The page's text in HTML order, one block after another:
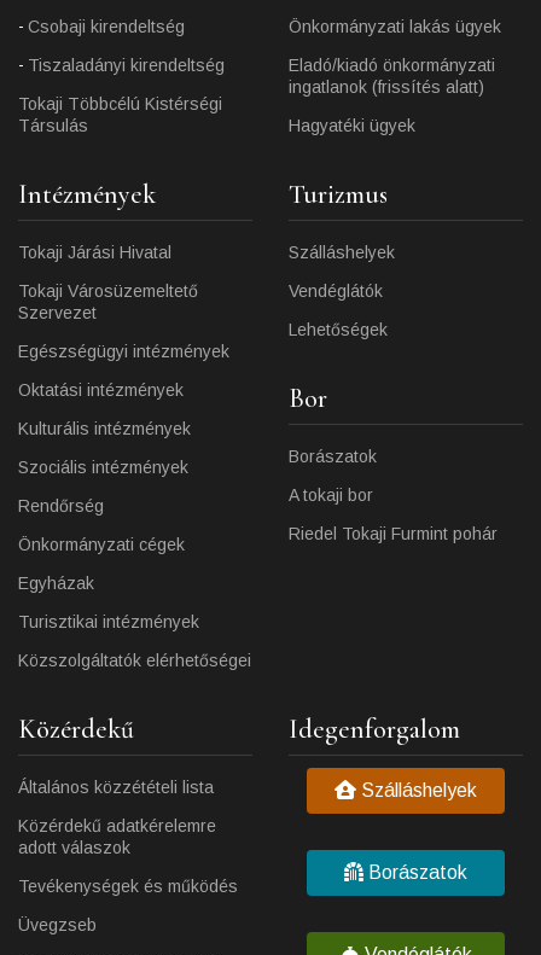
Csobaji kirendeltség
Tiszaladányi kirendeltség
Tokaji Többcélú Kistérségi
Társulás
Önkormányzati lakás ügyek
Eladó/kiadó önkormányzati
ingatlanok (frissítés alatt)
Hagyatéki ügyek
Intézmények
Tokaji Járási Hivatal
Tokaji Városüzemeltető
Szervezet
Egészségügyi intézmények
Oktatási intézmények
Kulturális intézmények
Szociális intézmények
Rendőrség
Önkormányzati cégek
Egyházak
Turisztikai intézmények
Közszolgáltatók elérhetőségei
Turizmus
Szálláshelyek
Vendéglátók
Lehetőségek
Bor
Borászatok
A tokaji bor
Riedel Tokaji Furmint pohár
Közérdekű
Általános közzétételi lista
Közérdekű adatkérelemre
adott válaszok
Tevékenységek és működés
Üvegzseb
Idegenforgalom
Szálláshelyek
Borászatok